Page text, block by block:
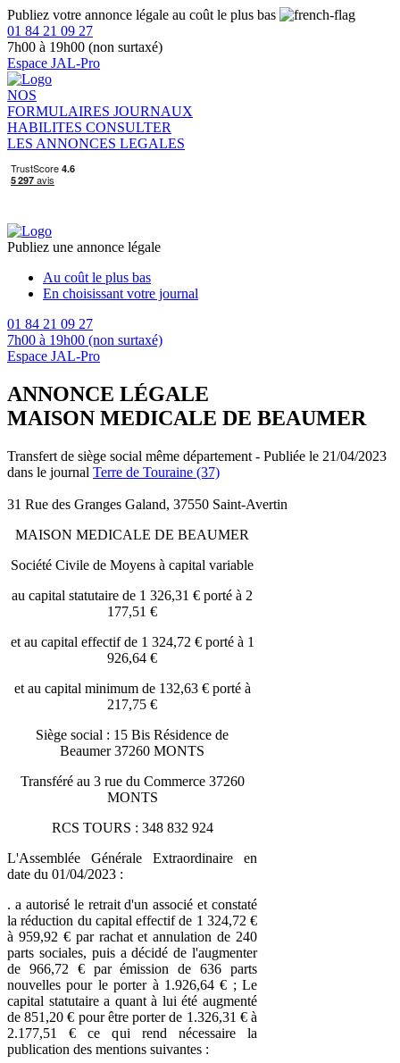
Publiez votre annonce légale au coût le plus bas
01 84 21 09 27
7h00 à 19h00 (non surtaxé)
Espace JAL-Pro
NOS
FORMULAIRES JOURNAUX
HABILITES CONSULTER
LES ANNONCES LEGALES
Publiez une annonce légale
Au coût le plus bas
En choisissant votre journal
01 84 21 09 27
7h00 à 19h00 (non surtaxé)
Espace JAL-Pro
ANNONCE LÉGALE
MAISON MEDICALE DE BEAUMER
Transfert de siège social même département - Publiée le 21/04/2023
dans le journal Terre de Touraine (37)
31 Rue des Granges Galand, 37550 Saint-Avertin
MAISON MEDICALE DE BEAUMER
Société Civile de Moyens à capital variable
au capital statutaire de 1 326,31 € porté à 2
177,51 €
et au capital effectif de 1 324,72 € porté à 1
926,64 €
et au capital minimum de 132,63 € porté à
217,75 €
Siège social : 15 Bis Résidence de
Beaumer 37260 MONTS
Transféré au 3 rue du Commerce 37260
MONTS
RCS TOURS : 348 832 924
L'Assemblée Générale Extraordinaire en
date du 01/04/2023 :
. a autorisé le retrait d'un associé et constaté
la réduction du capital effectif de 1 324,72 €
à 959,92 € par rachat et annulation de 240
parts sociales, puis a décidé de l'augmenter
de 966,72 € par émission de 636 parts
nouvelles pour le porter à 1.926,64 € ; Le
capital statutaire a quant à lui été augmenté
de 851,20 € pour être porter de 1.326,31 € à
2.177,51 € ce qui rend nécessaire la
publication des mentions suivantes :